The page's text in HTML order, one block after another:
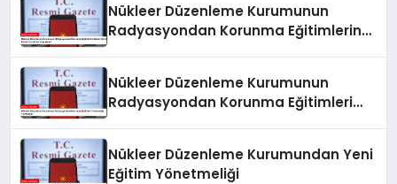
Nükleer Düzenleme Kurumunun
Radyasyondan Korunma Eğitimlerine
Nükleer Düzenleme Kurumunun
Radyasyondan Korunma Eğitimleri
Nükleer Düzenleme Kurumundan Yeni
Eğitim Yönetmeliği